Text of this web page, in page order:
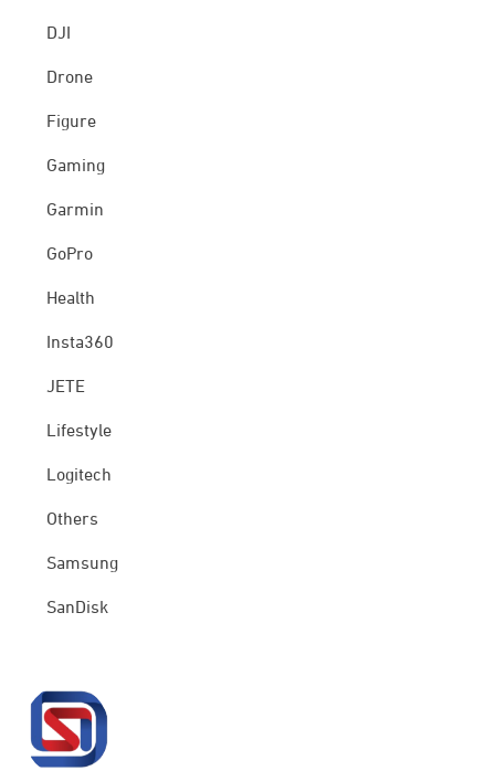
DJI
Drone
Figure
Gaming
Garmin
GoPro
Health
Insta360
JETE
Lifestyle
Logitech
Others
Samsung
SanDisk